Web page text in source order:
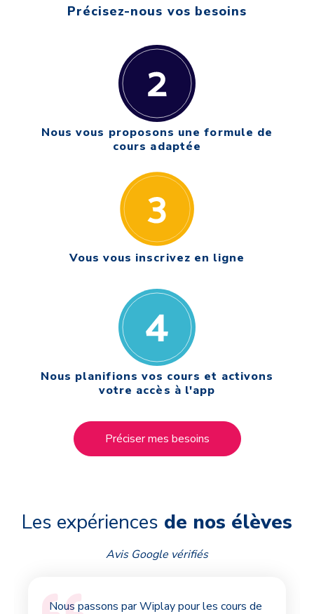
Précisez-nous vos besoins
Nous vous proposons une formule de
cours adaptée
Vous vous inscrivez en ligne
Nous planifions vos cours et activons
votre accès à l'app
Préciser mes besoins
Les expériences de nos élèves
Avis Google vérifiés
Nous passons par Wiplay pour les cours de